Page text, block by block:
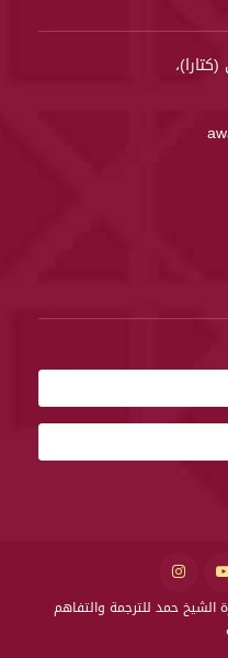
الشيخ حمد للترجمة والتفاهم